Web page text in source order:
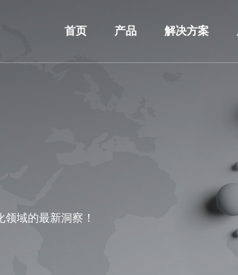
首页 产品 解决方案
域的最新洞察！